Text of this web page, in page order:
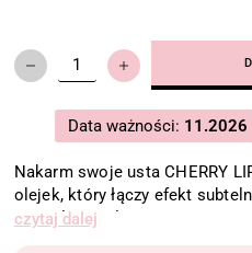
Data ważności: 11.2026
Nakarm swoje usta CHERRY
olejek, który łączy efekt
naturalnej pielęgnacji.
czytaj dalej